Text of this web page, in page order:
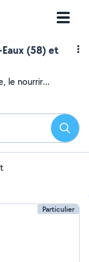
(58) et
le nourrir...
Particulier